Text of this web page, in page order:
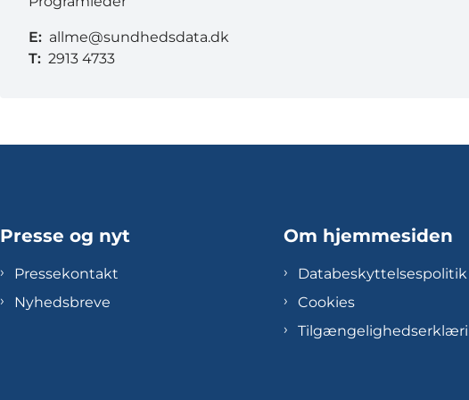
E: allme@sundhedsdata.dk
T: 2913 4733
Presse og nyt
Pressekontakt
Nyhedsbreve
Om hjemmesiden
Databeskyttelsespolitik
Cookies